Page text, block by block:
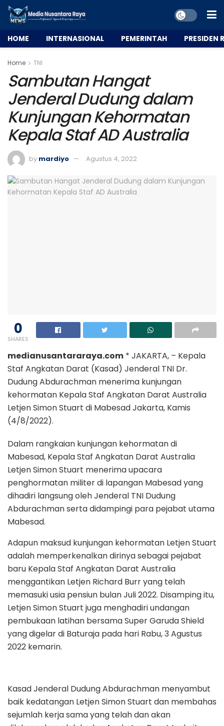
HOME INTERNASIONAL PEMERINTAH PRESIDEN
Home TNI
Sambutan Hangat
Jenderal Dudung dalam
Kunjungan Kehormatan
Kepala Staf AD Australia
by mardiyo Agustus 4, 2022
0
SHARES
medianusantararaya.com * JAKARTA, – Kepala
Staf Angkatan Darat (Kasad) Jenderal TNI Dr.
Dudung Abdurachman menerima kunjungan
kehormatan Kepala Staf Angkatan Darat Australia
Letjen Simon Stuart di Mabesad Jakarta, Kamis
(4/8/2022).
Dalam rangkaian kunjungan kehormatan di
Mabesad, Kepala Staf Angkatan Darat Australia
Letjen Simon Stuart menerima upacara
penghormatan militer di lapangan Mabesad yang
dihadiri langsung oleh Jenderal TNI Dudung
Abdurachman serta didampingi para pejabat utama
Mabesad.
Adapun maksud kunjungan kehormatan Letjen Stuart
adalah memperkenalkan dirinya sebagai pejabat
baru Kepala Staf Angkatan Darat Australia
menggantikan Letjen Richard Burr yang telah
memasuki usia pensiun bulan Juli 2022. Disamping itu,
Letjen Simon Stuart juga menghadiri undangan
pembukaan latihan bersama Super Garuda Shield
yang digelar di Baturaja pada hari Rabu, 3 Agustus
2022 kemarin.
Kasad Jenderal Dudung Abdurachman menyambut
baik kedatangan Letjen Simon Stuart dan membahas
sejumlah kerja sama yang telah dan akan